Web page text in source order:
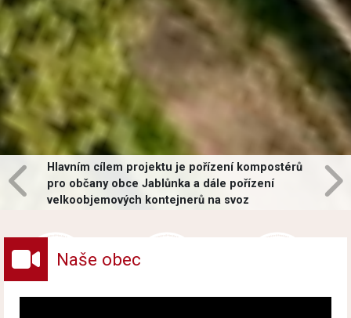
Hlavním cílem projektu je pořízení kompostérů
pro občany obce Jablůnka a dále pořízení
velkoobjemových kontejnerů na svoz
Naše obec